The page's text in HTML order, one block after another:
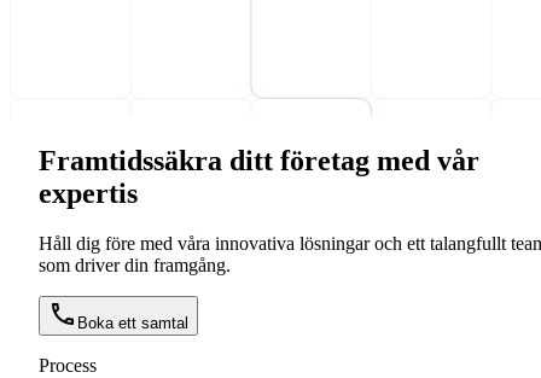
Framtidssäkra ditt företag med vår
expertis
Håll dig före med våra innovativa lösningar och ett talangfullt
som driver din framgång.
Boka ett samtal
Process